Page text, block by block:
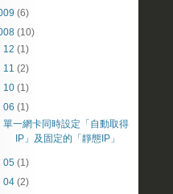
(6)
(10)
12 (1)
11 (2)
10 (1)
06 (1)
單一網卡同時設定「自動取得
IP」及固定的「靜態IP」
05 (1)
04 (2)